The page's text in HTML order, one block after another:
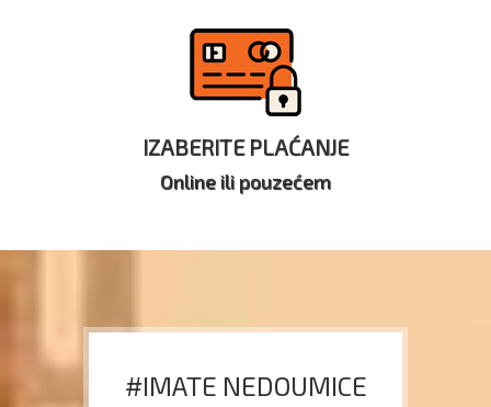
IZABERITE PLAĆANJE
Online ili pouzećem
#IMATE NEDOUMICE